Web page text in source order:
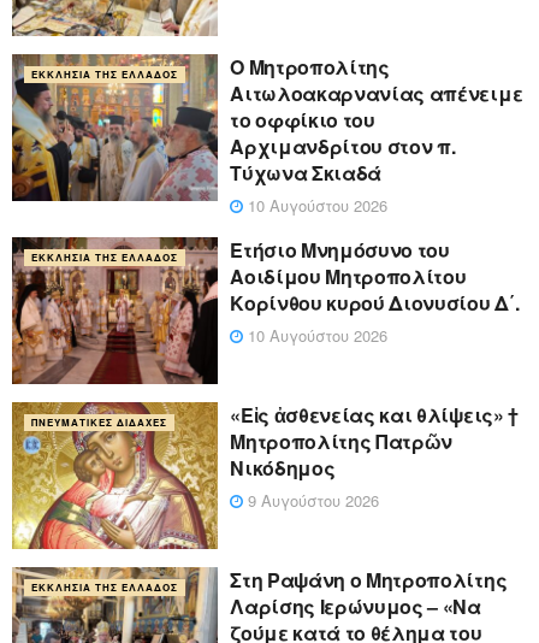
ΕΚΚΛΗΣΊΑ ΤΗΣ ΕΛΛΆΔΟΣ
Ο Μητροπολίτης
Αιτωλοακαρνανίας απένειμε
το οφφίκιο του
Αρχιμανδρίτου στον π.
Τύχωνα Σκιαδά
10 Αυγούστου 2026
ΕΚΚΛΗΣΊΑ ΤΗΣ ΕΛΛΆΔΟΣ
Ετήσιο Μνημόσυνο του
Αοιδίμου Μητροπολίτου
Κορίνθου κυρού Διονυσίου Δ΄.
10 Αυγούστου 2026
ΠΝΕΥΜΑΤΙΚΈΣ ΔΙΔΑΧΈΣ
«Eἰς ἀσθενείας και θλίψεις» †
Μητροπολίτης Πατρῶν
Νικόδημος
9 Αυγούστου 2026
ΕΚΚΛΗΣΊΑ ΤΗΣ ΕΛΛΆΔΟΣ
Στη Ραψάνη ο Μητροπολίτης
Λαρίσης Ιερώνυμος – «Να
ζούμε κατά το θέλημα του